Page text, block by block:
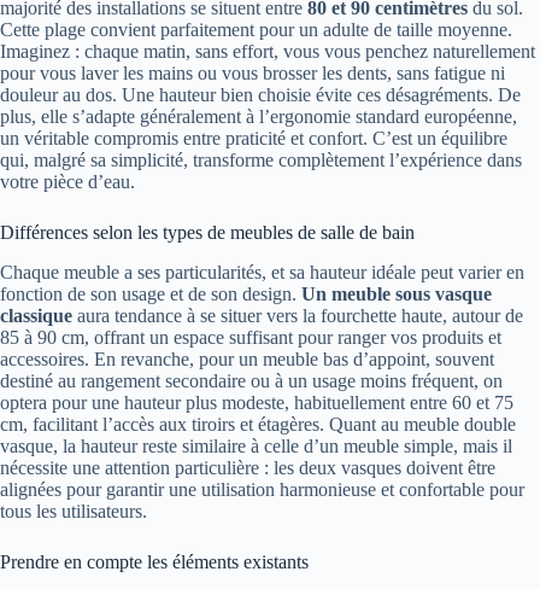
majorité des installations se situent entre 80 et 90 centimètres du sol.
Cette plage convient parfaitement pour un adulte de taille moyenne.
Imaginez : chaque matin, sans effort, vous vous penchez naturellement
pour vous laver les mains ou vous brosser les dents, sans fatigue ni
douleur au dos. Une hauteur bien choisie évite ces désagréments. De
plus, elle s’adapte généralement à l’ergonomie standard européenne,
un véritable compromis entre praticité et confort. C’est un équilibre
qui, malgré sa simplicité, transforme complètement l’expérience dans
votre pièce d’eau.
Différences selon les types de meubles de salle de bain
Chaque meuble a ses particularités, et sa hauteur idéale peut varier en
fonction de son usage et de son design. Un meuble sous vasque
classique aura tendance à se situer vers la fourchette haute, autour de
85 à 90 cm, offrant un espace suffisant pour ranger vos produits et
accessoires. En revanche, pour un meuble bas d’appoint, souvent
destiné au rangement secondaire ou à un usage moins fréquent, on
optera pour une hauteur plus modeste, habituellement entre 60 et 75
cm, facilitant l’accès aux tiroirs et étagères. Quant au meuble double
vasque, la hauteur reste similaire à celle d’un meuble simple, mais il
nécessite une attention particulière : les deux vasques doivent être
alignées pour garantir une utilisation harmonieuse et confortable pour
tous les utilisateurs.
Prendre en compte les éléments existants